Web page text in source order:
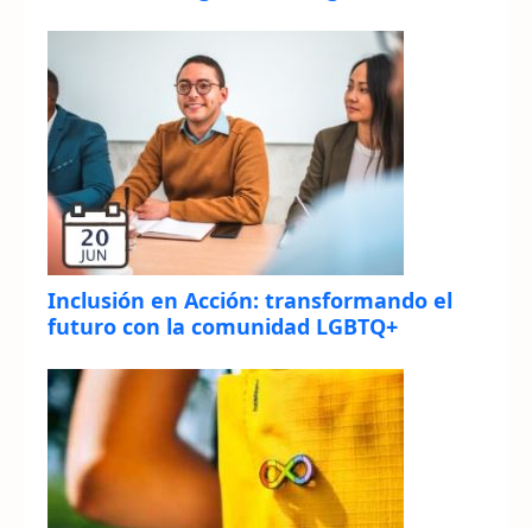
Inclusión en Acción: transformando el
futuro con la comunidad LGBTQ+